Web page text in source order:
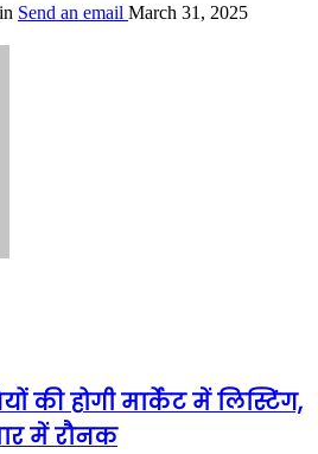
Send an email March 31, 2025
की होगी मार्केट में लिस्टिंग,
में रौनक